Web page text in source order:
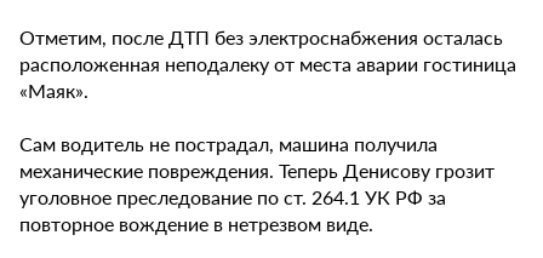
Отметим, после ДТП без электроснабжения осталась
расположенная неподалеку от места аварии гостиница
«Маяк».
Сам водитель не пострадал, машина получила
механические повреждения. Теперь Денисову грозит
уголовное преследование по ст. 264.1 УК РФ за
повторное вождение в нетрезвом виде.